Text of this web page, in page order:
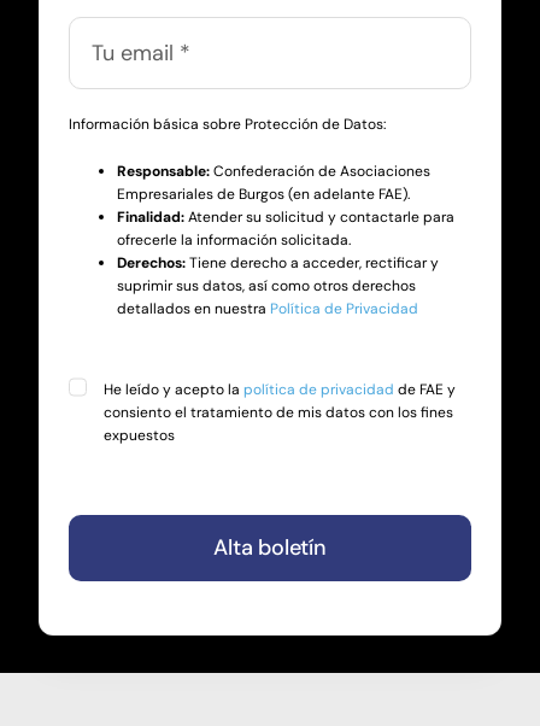
Información básica sobre Protección de Datos:
Responsable:Confederación de Asociaciones
Empresariales de Burgos (en adelante FAE).
Finalidad:Atender su solicitud y contactarle para
ofrecerle la información solicitada.
Derechos:Tiene derecho a acceder, rectificar y
suprimir sus datos, así como otros derechos
detallados en nuestra Política de Privacidad
He leído y acepto la política de privacidad de FAE y
consiento el tratamiento de mis datos con los fines
expuestos
Alta boletín